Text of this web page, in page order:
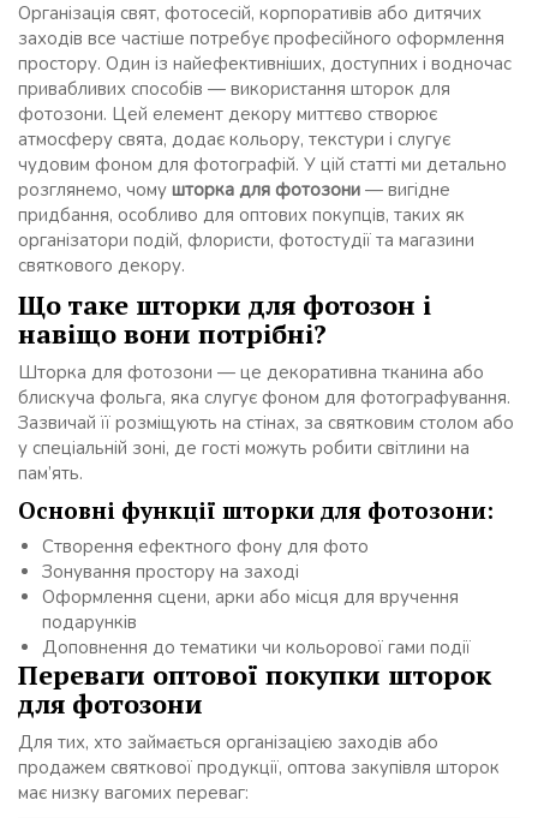
Організація свят, фотосесій, корпоративів або дитячих
заходів все частіше потребує професійного оформлення
простору. Один із найефективніших, доступних і водночас
привабливих способів — використання шторок для
фотозони. Цей елемент декору миттєво створює
атмосферу свята, додає кольору, текстури і слугує
чудовим фоном для фотографій. У цій статті ми детально
розглянемо, чому шторка для фотозони — вигідне
придбання, особливо для оптових покупців, таких як
організатори подій, флористи, фотостудії та магазини
святкового декору.
Що таке шторки для фотозон і
навіщо вони потрібні?
Шторка для фотозони — це декоративна тканина або
блискуча фольга, яка слугує фоном для фотографування.
Зазвичай її розміщують на стінах, за святковим столом або
у спеціальній зоні, де гості можуть робити світлини на
пам’ять.
Основні функції шторки для фотозони:
Створення ефектного фону для фото
Зонування простору на заході
Оформлення сцени, арки або місця для вручення
подарунків
Доповнення до тематики чи кольорової гами події
Переваги оптової покупки шторок
для фотозони
Для тих, хто займається організацією заходів або
продажем святкової продукції, оптова закупівля шторок
має низку вагомих переваг: